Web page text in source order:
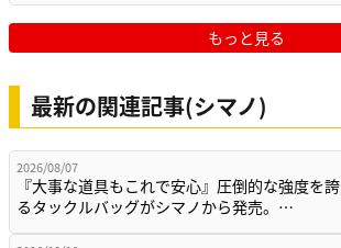
もっと見る
最新の関連記事(シマノ)
2026/08/07
『大事な道具もこれで安心』圧倒的な強度を誇
るタックルバッグがシマノから発売。…